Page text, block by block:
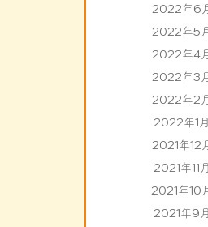
2022年6
2022年5
2022年4
2022年3
2022年2
2022年1月
2021年12
2021年11月
2021年10
2021年9月